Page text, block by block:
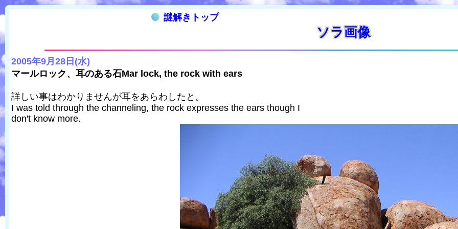
謎解きトップ
ソラ画像
2005年9月28日(水)
マールロック、耳のある石Mar lock, the rock with ears
詳しい事はわかりませんが耳をあらわしたと。
I was told through the channeling, the rock expresses the ears though I
don't know more.